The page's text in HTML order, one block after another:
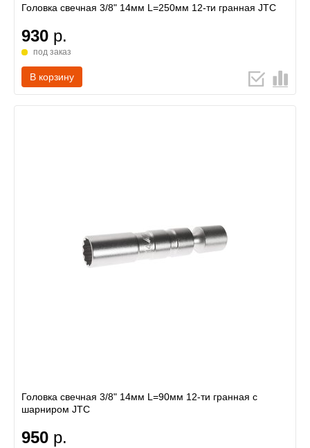
Головка свечная 3/8" 14мм L=250мм 12-ти гранная JTC
930 р.
под заказ
В корзину
Головка свечная 3/8" 14мм L=90мм 12-ти гранная с
шарниром JTC
950 р.